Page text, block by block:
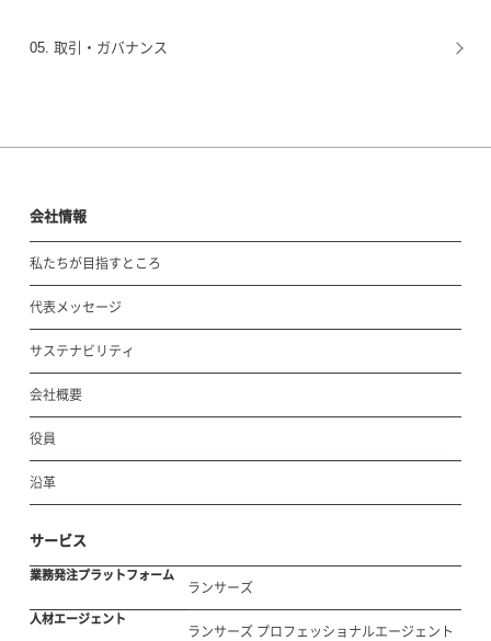
05. 取引・ガバナンス
会社情報
私たちが目指すところ
代表メッセージ
サステナビリティ
会社概要
役員
沿革
サービス
業務発注プラットフォーム
ランサーズ
人材エージェント
ランサーズ プロフェッショナルエージェント